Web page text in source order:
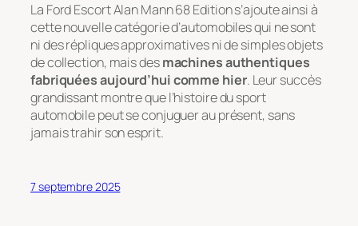
La Ford Escort Alan Mann 68 Edition s’ajoute ainsi à
cette nouvelle catégorie d’automobiles qui ne sont
ni des répliques approximatives ni de simples objets
de collection, mais desmachines authentiques
fabriquées aujourd’hui comme hier. Leur succès
grandissant montre que l’histoire du sport
automobile peut se conjuguer au présent, sans
jamais trahir son esprit.
7 septembre 2025